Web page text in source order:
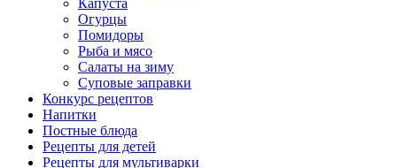
Огурцы
Помидоры
Рыба и мясо
Салаты на зиму
Суповые заправки
Конкурс рецептов
Напитки
Постные блюда
Рецепты для детей
Рецепты для мультиварки